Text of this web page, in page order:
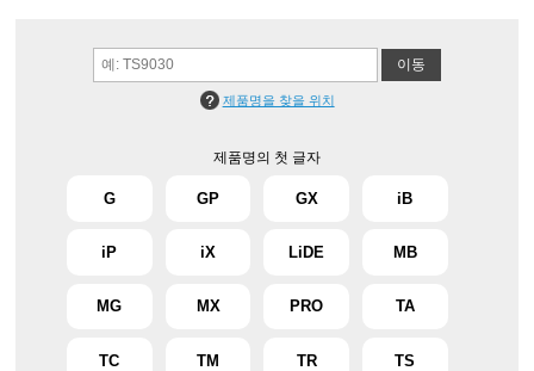
제품명을 찾을 위치
제품명의 첫 글자
G GP GX iB
iP iX LiDE MB
MG MX PRO TA
TC TM TR TS